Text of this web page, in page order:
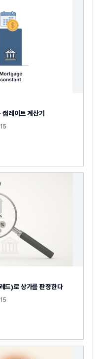
레이트 계산기
드)로 상가를 판정한다